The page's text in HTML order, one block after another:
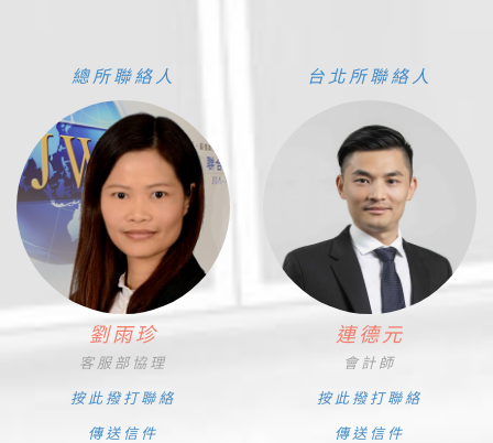
總所聯絡人
劉雨珍
客服部協理
按此撥打聯絡
傳送信件
台北所聯絡人
連德元
會計師
按此撥打聯絡
傳送信件